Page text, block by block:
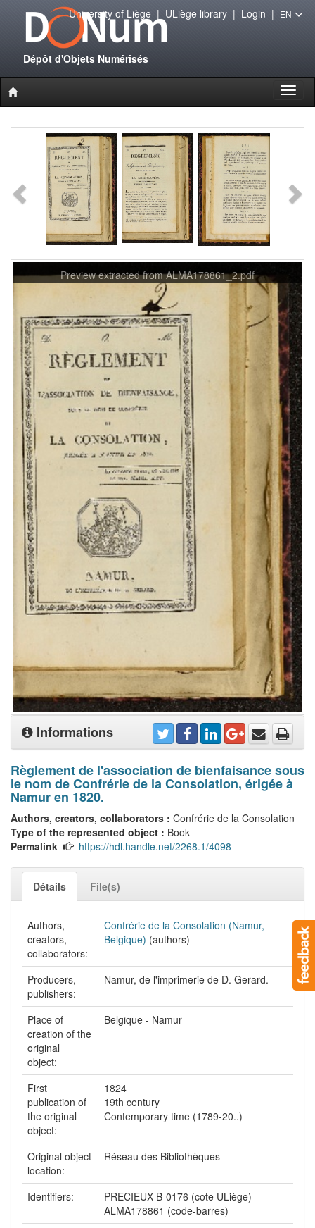
Dépôt d'Objets Numérisés
University of Liège| ULiège library| Login | EN
Preview extracted from ALMA178861_2.pdf
Informations
Règlement de l'association de bienfaisance sous
le nom de Confrérie de la Consolation, érigée à
Namur en 1820.
Authors, creators, collaborators : Confrérie de la Consolation
Type of the represented object : Book
Permalink
https://hdl.handle.net/2268.1/4098
Détails File(s)
Authors,
creators,
collaborators:
Confrérie de la Consolation (Namur,
Belgique) (authors)
Producers,
publishers:
Namur, de l'imprimerie de D. Gerard.
Place of
creation of the
original
object:
Belgique - Namur
First
publication of
the original
object:
1824
19th century
Contemporary time (1789-20..)
Original object
location:
Réseau des Bibliothèques
Identifiers:
PRECIEUX-B-0176 (cote ULiège)
ALMA178861 (code-barres)